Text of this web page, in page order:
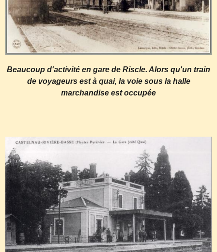
Beaucoup d'activité en gare de Riscle. Alors qu'un train
de voyageurs est à quai, la voie sous la halle
marchandise est occupée